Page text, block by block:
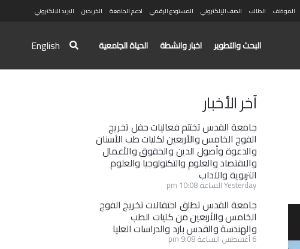
الموظف الطالب الصف الإلكتروني المستودع الرقمي ادعم الجامعة الخريجين البريد الالكتروني
البحث والتطوير اخبار وانشطة الحياة الجامعية English
آخر الأخبار
جامعة القدس تختتم فعاليات حفل تخريج
الفوج الخامس والأربعين لكليات طب الأسنان
والدعوة وأصول الدين والحقوق والأعمال
والاقتصاد والعلوم والتكنولوجيا والعلوم
التربوية والآداب
Yesterday الساعة 10:08 pm
جامعة القدس تطلق احتفالات تخريج الفوج
الخامس والأربعين من كليات الطب
والهندسة والقدس بارد والدراسات العليا
6 أغسطس الساعة 9:08 pm